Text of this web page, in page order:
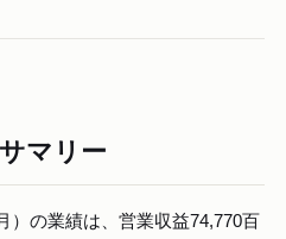
マリー
）の業績は、営業収益74,770百